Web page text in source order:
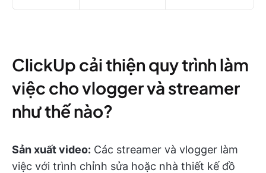
ClickUp cải thiện quy trình làm
việc cho vlogger và streamer
như thế nào?
Sản xuất video: Các streamer và vlogger làm
việc với trình chỉnh sửa hoặc nhà thiết kế đồ